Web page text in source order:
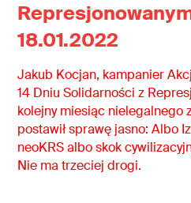
18.01.2022
Jakub Kocjan, kampanier
14 Dniu Solidarności z
kolejny miesiąc nielegalnego
postawił sprawę jasno: Albo
neoKRS albo skok
Nie ma trzeciej drogi.